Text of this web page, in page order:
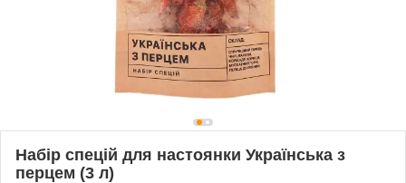
Набір спецій для настоянки Українська з
перцем (3 л)